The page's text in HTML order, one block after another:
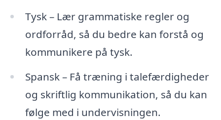
Tysk – Lær grammatiske regler og
ordforråd, så du bedre kan forstå og
kommunikere på tysk.
Spansk – Få træning i talefærdigheder
og skriftlig kommunikation, så du kan
følge med i undervisningen.